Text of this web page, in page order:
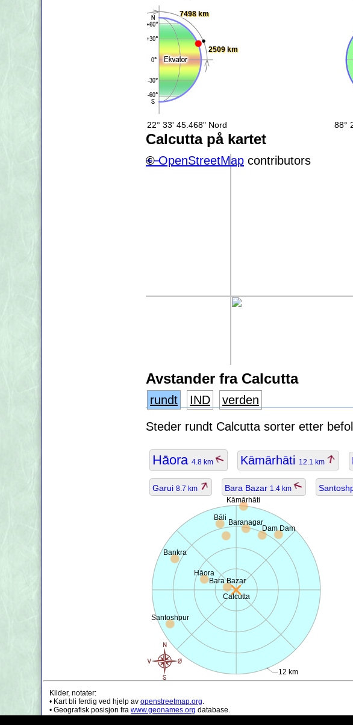
7498 km
2509 km
22° 33' 45.468" Nord 88°
Calcutta på kartet
+−
©OpenStreetMap contributors
Avstander fra Calcutta
rundt IND
verden
Steder rundt Calcutta sorter etter
Hāora 4.8 km Kāmārhāti 12.1 km
Garui 8.7 km Bara Bazar 1.4 km
Calcutta
12 km
Hāora
Kāmārhāti
Bāli
Baranagar
Dam Dam
Bankra
Bara Bazar
Santoshpur
Kilder, notater:
• Kart bli ferdig ved hjelp av openstreetmap.org.
• Geografisk posisjon fra www.geonames.org database.